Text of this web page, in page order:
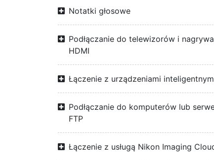
Notatki głosowe
Podłączanie do telewizorów i
HDMI
Łączenie z urządzeniami
Podłączanie do komputerów lub
FTP
Łączenie z usługą Nikon Imaging